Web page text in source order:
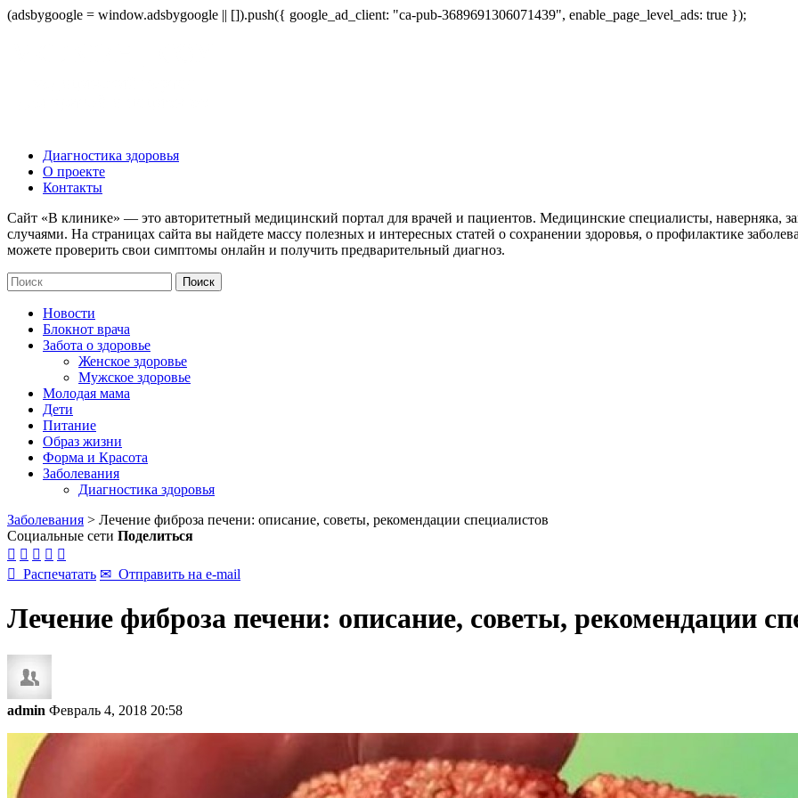
(adsbygoogle = window.adsbygoogle || []).push({ google_ad_client: "ca-pub-3689691306071439", enable_page_level_ads: true });
Диагностика здоровья
О проекте
Контакты
Сайт «В клинике» — это авторитетный медицинский портал для врачей и пациентов. Медицинские специалисты, наверняка,
случаями. На страницах сайта вы найдете массу полезных и интересных статей о сохранении здоровья, о профилактике
можете проверить свои симптомы онлайн и получить предварительный диагноз.
Новости
Блокнот врача
Забота о здоровье
Женское здоровье
Мужское здоровье
Молодая мама
Дети
Питание
Образ жизни
Форма и Красота
Заболевания
Диагностика здоровья
Заболевания > Лечение фиброза печени: описание, советы, рекомендации специалистов
Социальные сети Поделиться
    
 Распечатать ✉ Отправить на e-mail
Лечение фиброза печени: описание, советы, рекомендации
admin Февраль 4, 2018 20:58